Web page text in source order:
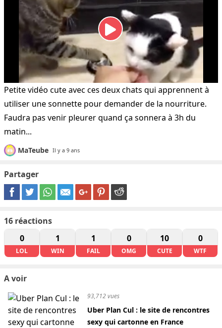
Petite vidéo cute avec ces deux chats qui apprennent à
utiliser une sonnette pour demander de la nourriture.
Faudra pas venir pleurer quand ça sonnera à 3h du
matin...
MaTeube Il y a 9 ans
Partager
16 réactions
0
LOL
1
WIN
1
FAIL
0
OMG
10
CUTE
0
WTF
A voir
93,712 vues
Uber Plan Cul : le site de rencontres
sexy qui cartonne en France